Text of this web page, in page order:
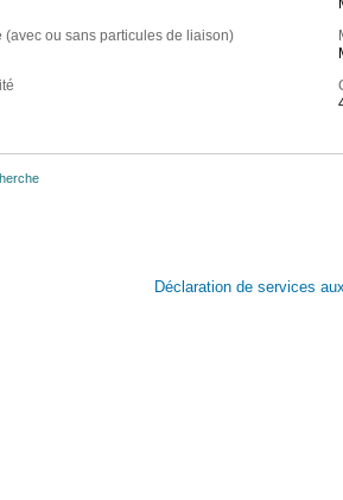
(avec ou sans particules de liaison)
Déclaration de services